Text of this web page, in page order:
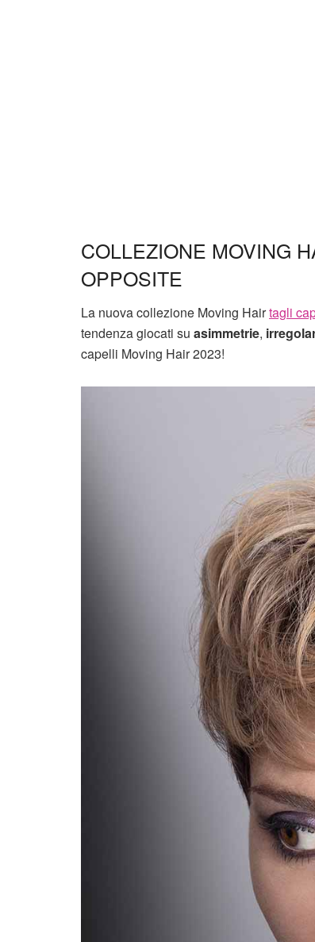
COLLEZIONE MOVING
OPPOSITE
La nuova collezione Moving Hairtagli
tendenza giocati su asimmetrie,
capelli Moving Hair 2023!